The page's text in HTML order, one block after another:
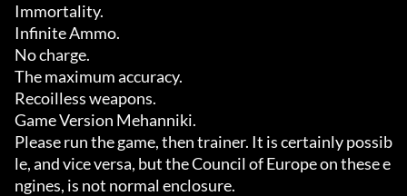
Immortality.
Infinite Ammo.
No charge.
The maximum accuracy.
Recoilless weapons.
Game Version Mehanniki.
Please run the game, then trainer. It is certainly possib
le, and vice versa, but the Council of Europe on these e
ngines, is not normal enclosure.